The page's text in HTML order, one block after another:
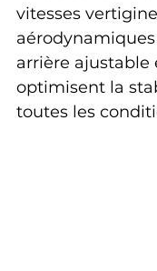
vitesses
arrière ajustable
optimisent la
toutes les